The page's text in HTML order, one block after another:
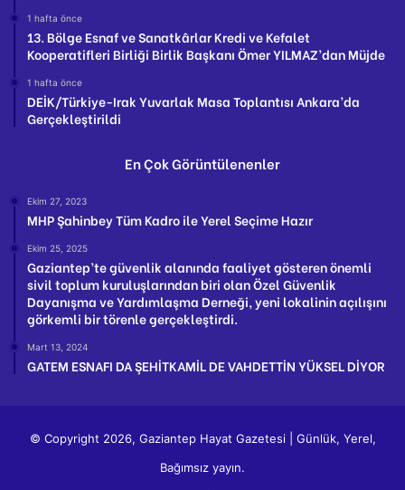
1 hafta önce
13. Bölge Esnaf ve Sanatkârlar Kredi ve Kefalet
Kooperatifleri Birliği Birlik Başkanı Ömer YILMAZ’dan Müjde
1 hafta önce
DEİK/Türkiye-Irak Yuvarlak Masa Toplantısı Ankara’da
Gerçekleştirildi
En Çok Görüntülenenler
Ekim 27, 2023
MHP Şahinbey Tüm Kadro ile Yerel Seçime Hazır
Ekim 25, 2025
Gaziantep’te güvenlik alanında faaliyet gösteren önemli
sivil toplum kuruluşlarından biri olan Özel Güvenlik
Dayanışma ve Yardımlaşma Derneği, yeni lokalinin açılışını
görkemli bir törenle gerçekleştirdi.
Mart 13, 2024
GATEM ESNAFI DA ŞEHİTKAMİL DE VAHDETTİN YÜKSEL DİYOR
© Copyright 2026, Gaziantep Hayat Gazetesi | Günlük, Yerel,
Bağımsız yayın.